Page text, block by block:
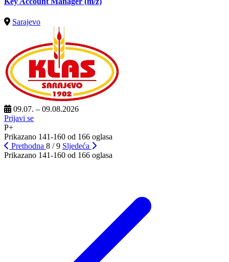
Sarajevo
09.07. – 09.08.2026
Prijavi se
P+
Prikazano 141-160 od 166 oglasa
Prethodna 8 / 9 Sljedeća
Prikazano 141-160 od 166 oglasa